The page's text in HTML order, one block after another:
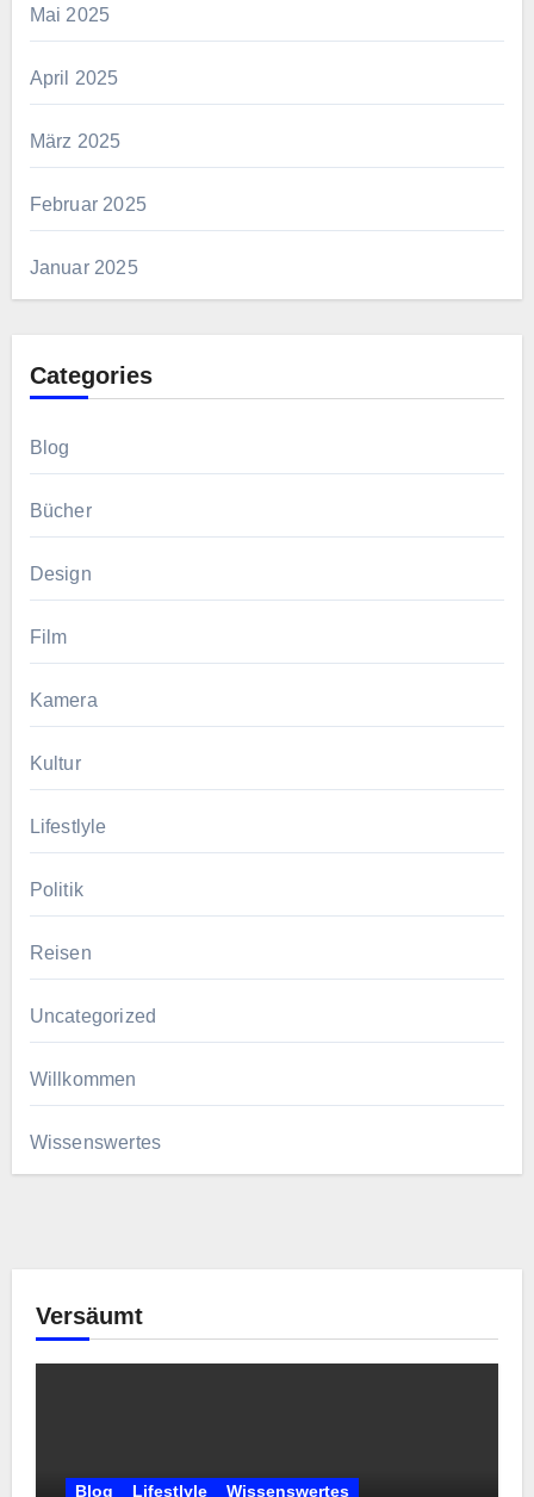
Mai 2025
April 2025
März 2025
Februar 2025
Januar 2025
Categories
Blog
Bücher
Design
Film
Kamera
Kultur
Lifestlyle
Politik
Reisen
Uncategorized
Willkommen
Wissenswertes
Versäumt
Blog Lifestlyle Wissenswertes